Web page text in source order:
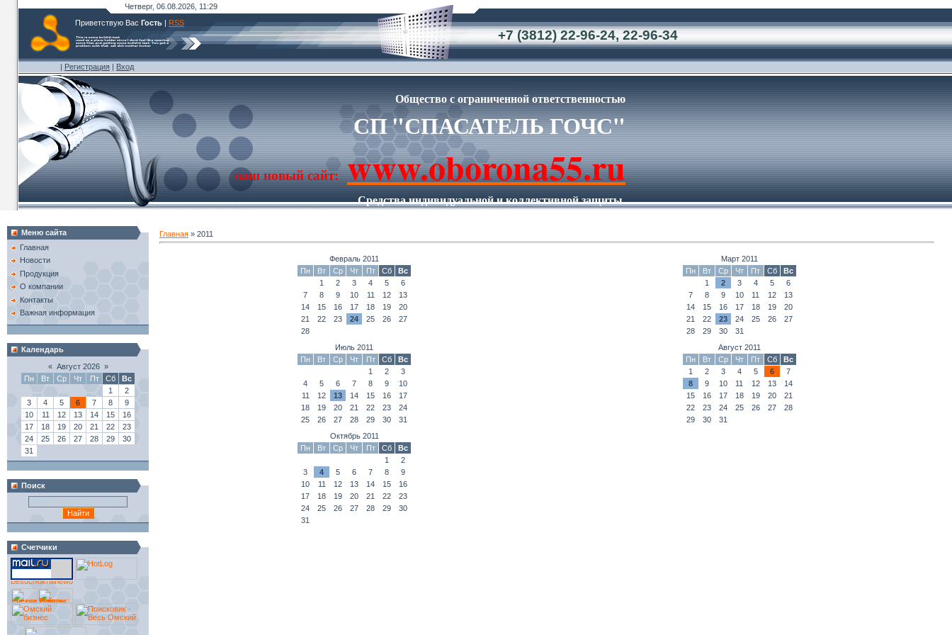
Четверг, 06.08.2026, 11:29
Приветствую Вас Гость | RSS
+7 (3812) 22-96-24, 22-96-34
| Регистрация | Вход
Общество с ограниченной ответственностью
СП"СПАСАТЕЛЬ ГОЧС"
наш новый сайт: www.oborona55.ru
Средства индивидуальной и коллективной защиты.
Меню сайта
Главная
Новости
Продукция
О компании
Контакты
Важная информация
Календарь
« Август 2026 »
Пн
Вт Ср Чт Пт Сб
Вс
1
2
3
4 5 6 7 8
9
10
11 12 13 14 15
16
17
18 19 20 21 22
23
24
25 26 27 28 29
30
31
Поиск
Счетчики
Главная » 2011
Февраль 2011
Пн
Вт Ср Чт Пт Сб
Вс
1
2 3 4 5
6
7
8 9 10 11 12
13
14
15 16 17 18 19
20
21
22 23 24 25 26
27
28
Март 2011
Пн
Вт Ср Чт Пт Сб
Вс
1
2 3 4 5
6
7
8 9 10 11 12
13
14
15 16 17 18 19
20
21
22 23 24 25 26
27
28
29 30
31
Июль 2011
Пн
Вт Ср Чт Пт Сб
Вс
1
2
3
4
5 6 7 8 9
10
11
12 13 14 15 16
17
18
19 20 21 22 23
24
25
26 27 28 29 30 31
Август 2011
Пн
Вт Ср Чт Пт Сб
Вс
1
2 3 4 5 6
7
8
9 10 11 12 13
14
15
16 17 18 19 20
21
22
23 24 25 26 27
28
29
30
31
Октябрь 2011
Пн
Вт Ср Чт Пт Сб
Вс
1
2
3
4 5 6 7 8
9
10
11 12 13 14 15
16
17
18 19 20 21 22
23
24
25 26 27 28 29
30
31